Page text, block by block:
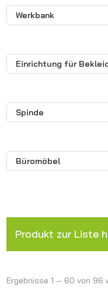
Werkbank
Einrichtung für
Spinde
Büromöbel
Produkt zur Liste
Ergebnisse 1 – 60 von 96